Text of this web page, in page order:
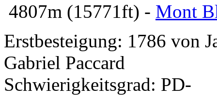
4807m (15771ft) - Mont
Erstbesteigung: 1786 von
Gabriel Paccard
Schwierigkeitsgrad: PD-